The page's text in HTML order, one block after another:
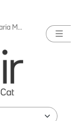
M...